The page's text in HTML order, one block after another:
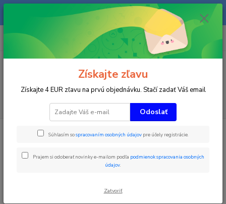
Na našom eshope sa priebežne pracuje a tovar sa priebežne dopĺňa. radi
Vás obslúžime i telefonicky na +421 911 906 066.
+421903906066
(Po-Pia, 9-16 hod.)
Požičovňa
Prenájom štartových s čipom
Získajte zľavu
Získajte 4 EUR zľavu na prvú objednávku. Stačí zadať Váš email
Odoslať
Súhlasím sospracovaním osobných údajov pre účely registrácie.
Prajem si odoberať novinky e-mailom podľa podmienok spracovania osobných
údajov
Zatvoriť